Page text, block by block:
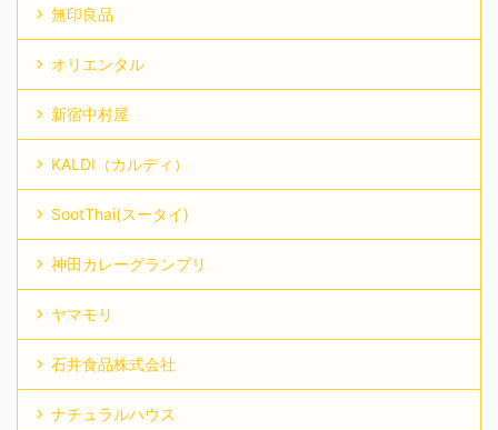
無印良品
オリエンタル
新宿中村屋
KALDI（カルディ）
SootThai(スータイ)
神田カレーグランプリ
ヤマモリ
石井食品株式会社
ナチュラルハウス